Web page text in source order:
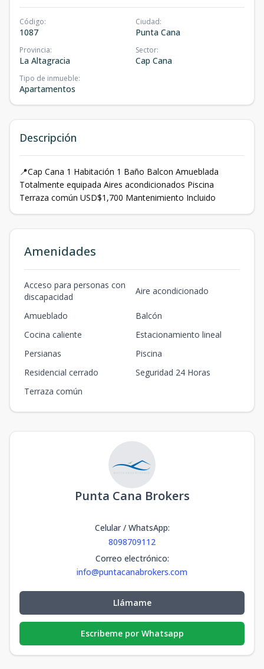
Código:
1087
Ciudad:
Punta Cana
Provincia:
La Altagracia
Sector:
Cap Cana
Tipo de inmueble:
Apartamentos
Descripción
📍Cap Cana 1 Habitación 1 Baño Balcon Amueblada
Totalmente equipada Aires acondicionados Piscina
Terraza común USD$1,700 Mantenimiento Incluido
Amenidades
Acceso para personas con
discapacidad
Aire acondicionado
Amueblado
Balcón
Cocina caliente
Estacionamiento lineal
Persianas
Piscina
Residencial cerrado
Seguridad 24 Horas
Terraza común
Punta Cana Brokers
Celular / WhatsApp:
8098709112
Correo electrónico:
info@puntacanabrokers.com
Llámame
Escribeme por Whatsapp